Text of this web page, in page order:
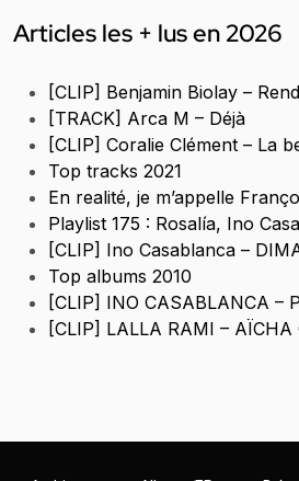
Articles les + lus en 2026
[CLIP] Benjamin Biolay –
[TRACK] Arca M – Déjà
[CLIP] Coralie Clément – La
Top tracks 2021
En realité, je m’appelle
Playlist 175 : Rosalía, Ino
[CLIP] Ino Casablanca –
Top albums 2010
[CLIP] INO CASABLANCA –
[CLIP] LALLA RAMI – AÏCHA